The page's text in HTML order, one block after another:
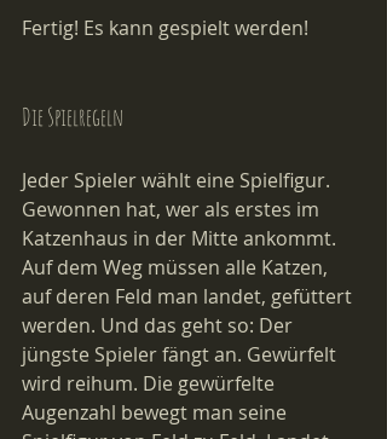
Fertig! Es kann gespielt werden!
Die Spielregeln
Jeder Spieler wählt eine Spielfigur.
Gewonnen hat, wer als erstes im
Katzenhaus in der Mitte ankommt.
Auf dem Weg müssen alle Katzen,
auf deren Feld man landet, gefüttert
werden. Und das geht so: Der
jüngste Spieler fängt an. Gewürfelt
wird reihum. Die gewürfelte
Augenzahl bewegt man seine